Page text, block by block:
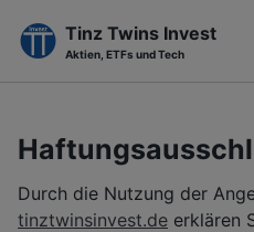
primary
content
footer
Tinz Twins Invest
Aktien, ETFs und Tech
Durch die Nutzung der
tinztwinsinvest.de erklären